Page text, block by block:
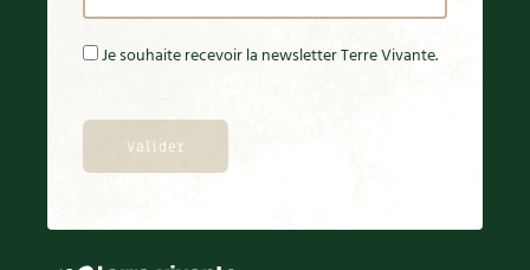
Je souhaite recevoir la newsletter Terre Vivante.